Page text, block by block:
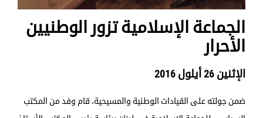
الجماعة الإسلامية تزور الوطنيين
الأحرار
الإثنين 26 أيلول 2016
ضمن جولته على القيادات الوطنية والمسيحية، قام وفد من المكتب